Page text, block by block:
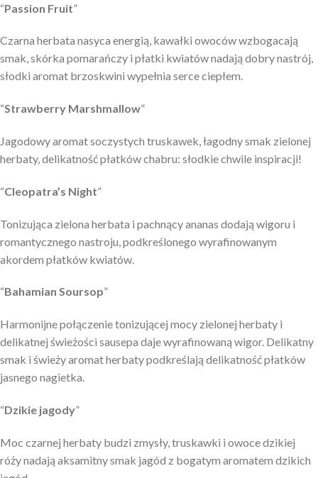
“Passion Fruit”
Czarna herbata nasyca energią, kawałki owoców wzbogacają
smak, skórka pomarańczy i płatki kwiatów nadają dobry nastrój,
słodki aromat brzoskwini wypełnia serce ciepłem.
“Strawberry Marshmallow”
Jagodowy aromat soczystych truskawek, łagodny smak zielonej
herbaty, delikatność płatków chabru: słodkie chwile inspiracji!
“Cleopatra’s Night”
Tonizująca zielona herbata i pachnący ananas dodają wigoru i
romantycznego nastroju, podkreślonego wyrafinowanym
akordem płatków kwiatów.
“Bahamian Soursop”
Harmonijne połączenie tonizującej mocy zielonej herbaty i
delikatnej świeżości sausepa daje wyrafinowaną wigor. Delikatny
smak i świeży aromat herbaty podkreślają delikatność płatków
jasnego nagietka.
“Dzikie jagody”
Moc czarnej herbaty budzi zmysły, truskawki i owoce dzikiej
róży nadają aksamitny smak jagód z bogatym aromatem dzikich